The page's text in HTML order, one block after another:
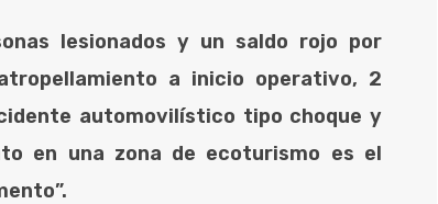
lesionados y un saldo rojo por
a inicio operativo, 2
automovilístico tipo choque y
en una zona de ecoturismo es el